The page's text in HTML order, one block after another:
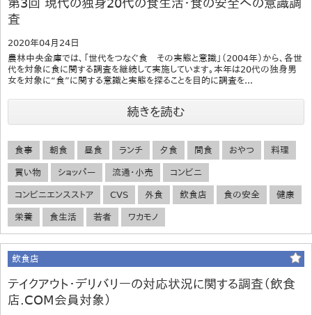
第3回 現代の独身20代の食生活・食の安全への意識調
査
2020年04月24日
農林中央金庫では、「世代をつなぐ食 その実態と意識」（2004年）から、各世
代を対象に食に関する調査を継続して実施しています。本年は20代の独身男
女を対象に“食”に関する意識と実態を探ることを目的に調査を...
続きを読む
食事 朝食 昼食 ランチ 夕食 間食 おやつ 料理
買い物 ショッパー 流通・小売 コンビニ
コンビニエンスストア CVS 外食 飲食店 食の安全 健康
栄養 食生活 若者 ワカモノ
飲食店
テイクアウト・デリバリーの対応状況に関する調査（飲食
店.COM会員対象）